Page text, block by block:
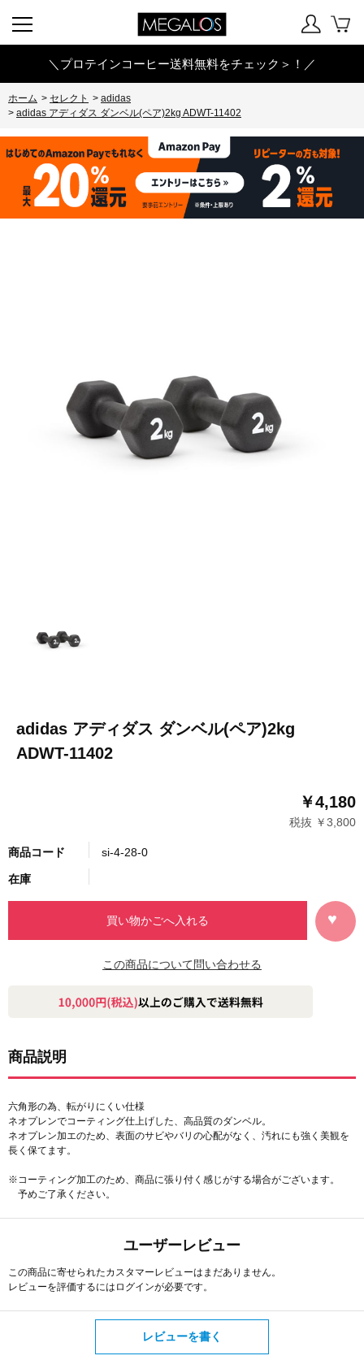
＼プロテインコーヒー送料無料をチェック＞！／
ホーム > セレクト > adidas
> adidas アディダス ダンベル(ペア)2kg ADWT-11402
adidas アディダス ダンベル(ペア)2kg
ADWT-11402
￥4,180
税抜 ￥3,800
商品コード si-4-28-0
在庫
この商品について問い合わせる
商品説明
六角形の為、転がりにくい仕様
ネオプレンでコーティング仕上げした、高品質のダンベル。
ネオプレン加エのため、表面のサビやバリの心配がなく、汚れにも強く美観を
長く保てます。
※コーティング加工のため、商品に張り付く感じがする場合がございます。
予めご了承ください。
ユーザーレビュー
この商品に寄せられたカスタマーレビューはまだありません。
レビューを評価するには ログインが必要です。
レビューを書く